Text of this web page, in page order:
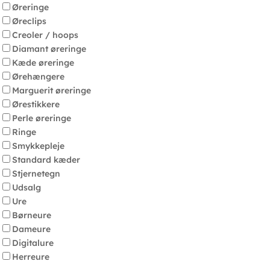
Øreringe
Øreclips
Creoler / hoops
Diamant øreringe
Kæde øreringe
Ørehængere
Marguerit øreringe
Ørestikkere
Perle øreringe
Ringe
Smykkepleje
Standard kæder
Stjernetegn
Udsalg
Ure
Børneure
Dameure
Digitalure
Herreure